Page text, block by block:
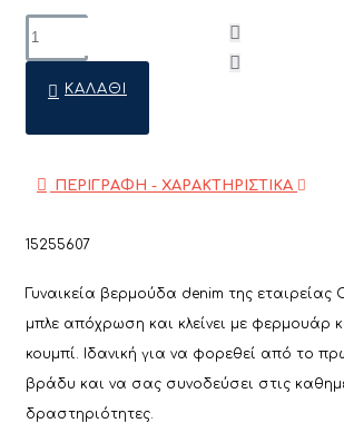
ΚΑΛΆΘΙ
ΠΕΡΙΓΡΑΦΗ - ΧΑΡΑΚΤΗΡΙΣΤΙΚΑ
15255607
Γυναικεία βερμούδα denim της εταιρείας
μπλε απόχρωση και κλείνει με φερμουάρ
κουμπί. Ιδανική για να φορεθεί από το
βράδυ και να σας συνοδεύσει στις
δραστηριότητες.